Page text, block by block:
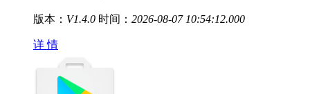
版本： V1.4.0 时间： 2026-08-07 10:54:12.000
详 情